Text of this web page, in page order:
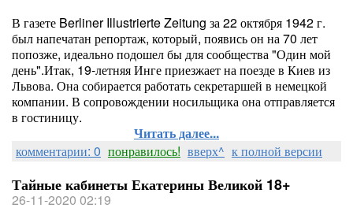
В газете Berliner Illustrierte Zeitung за 22 октября 1942 г.
был напечатан репортаж, который, появись он на 70 лет
попозже, идеально подошел бы для сообщества "Один мой
день".Итак, 19-летняя Инге приезжает на поезде в Киев из
Львова. Она собирается работать секретаршей в немецкой
компании. В сопровождении носильщика она отправляется
в гостиницу.
Читать далее...
комментарии: 0 понравилось! вверх^ к полной версии
Тайные кабинеты Екатерины Великой 18+
26-11-2020 02:19